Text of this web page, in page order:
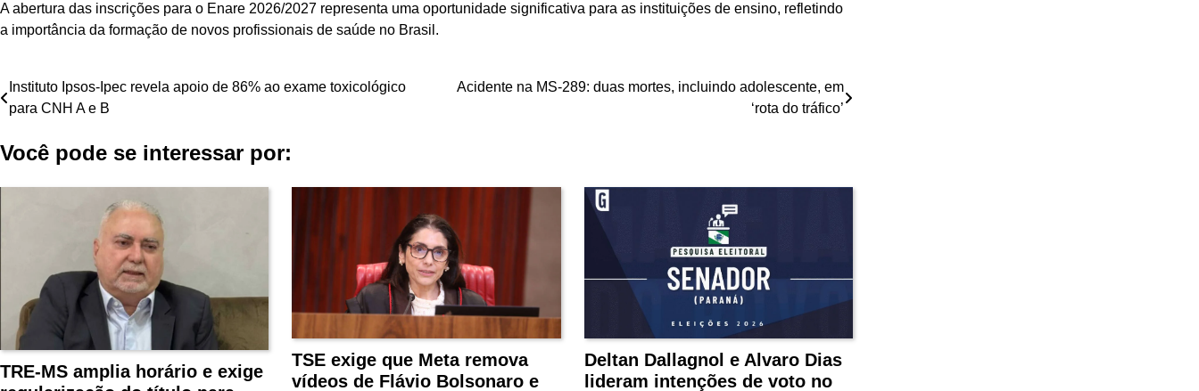
A abertura das inscrições para o Enare 2026/2027 representa uma oportunidade significativa para as instituições de ensino, refletindo
a importância da formação de novos profissionais de saúde no Brasil.
Navegação
de
Post
Instituto Ipsos-Ipec revela apoio de 86% ao exame toxicológico
para CNH A e B
Acidente na MS-289: duas mortes, incluindo adolescente, em
‘rota do tráfico’
Você pode se interessar por:
TRE-MS amplia horário e exige
TSE exige que Meta remova
vídeos de Flávio Bolsonaro e
Deltan Dallagnol e Alvaro Dias
lideram intenções de voto no